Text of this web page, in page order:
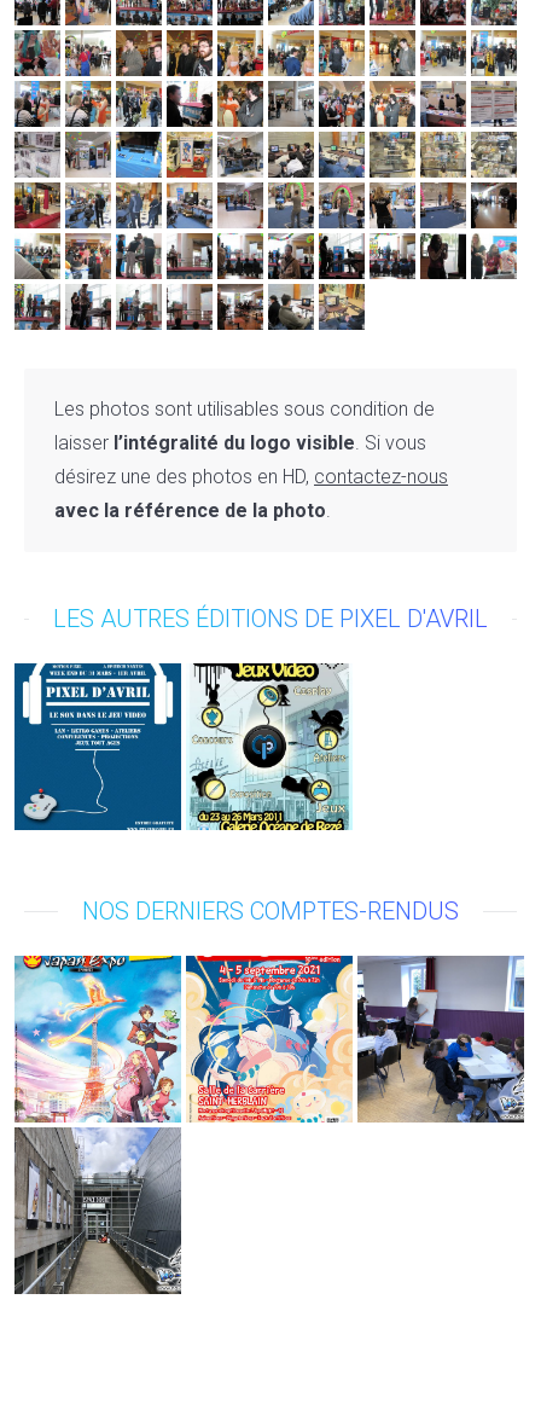
Les photos sont utilisables sous condition de
laisser l’intégralité du logo visible. Si vous
désirez une des photos en HD, contactez-nous
avec la référence de la photo.
LES AUTRES ÉDITIONS DE PIXEL D'AVRIL
NOS DERNIERS COMPTES-RENDUS